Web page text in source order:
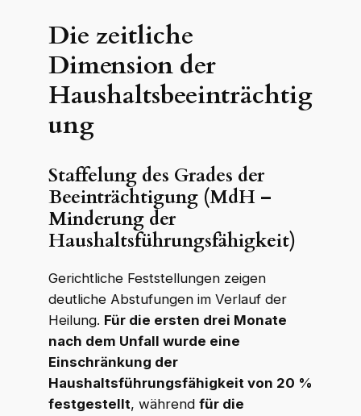
Die zeitliche
Dimension der
Haushaltsbeeinträchtig
ung
Staffelung des Grades der
Beeinträchtigung (MdH –
Minderung der
Haushaltsführungsfähigkeit)
Gerichtliche Feststellungen zeigen
deutliche Abstufungen im Verlauf der
Heilung. Für die ersten drei Monate
nach dem Unfall wurde eine
Einschränkung der
Haushaltsführungsfähigkeit von 20 %
festgestellt, während für die